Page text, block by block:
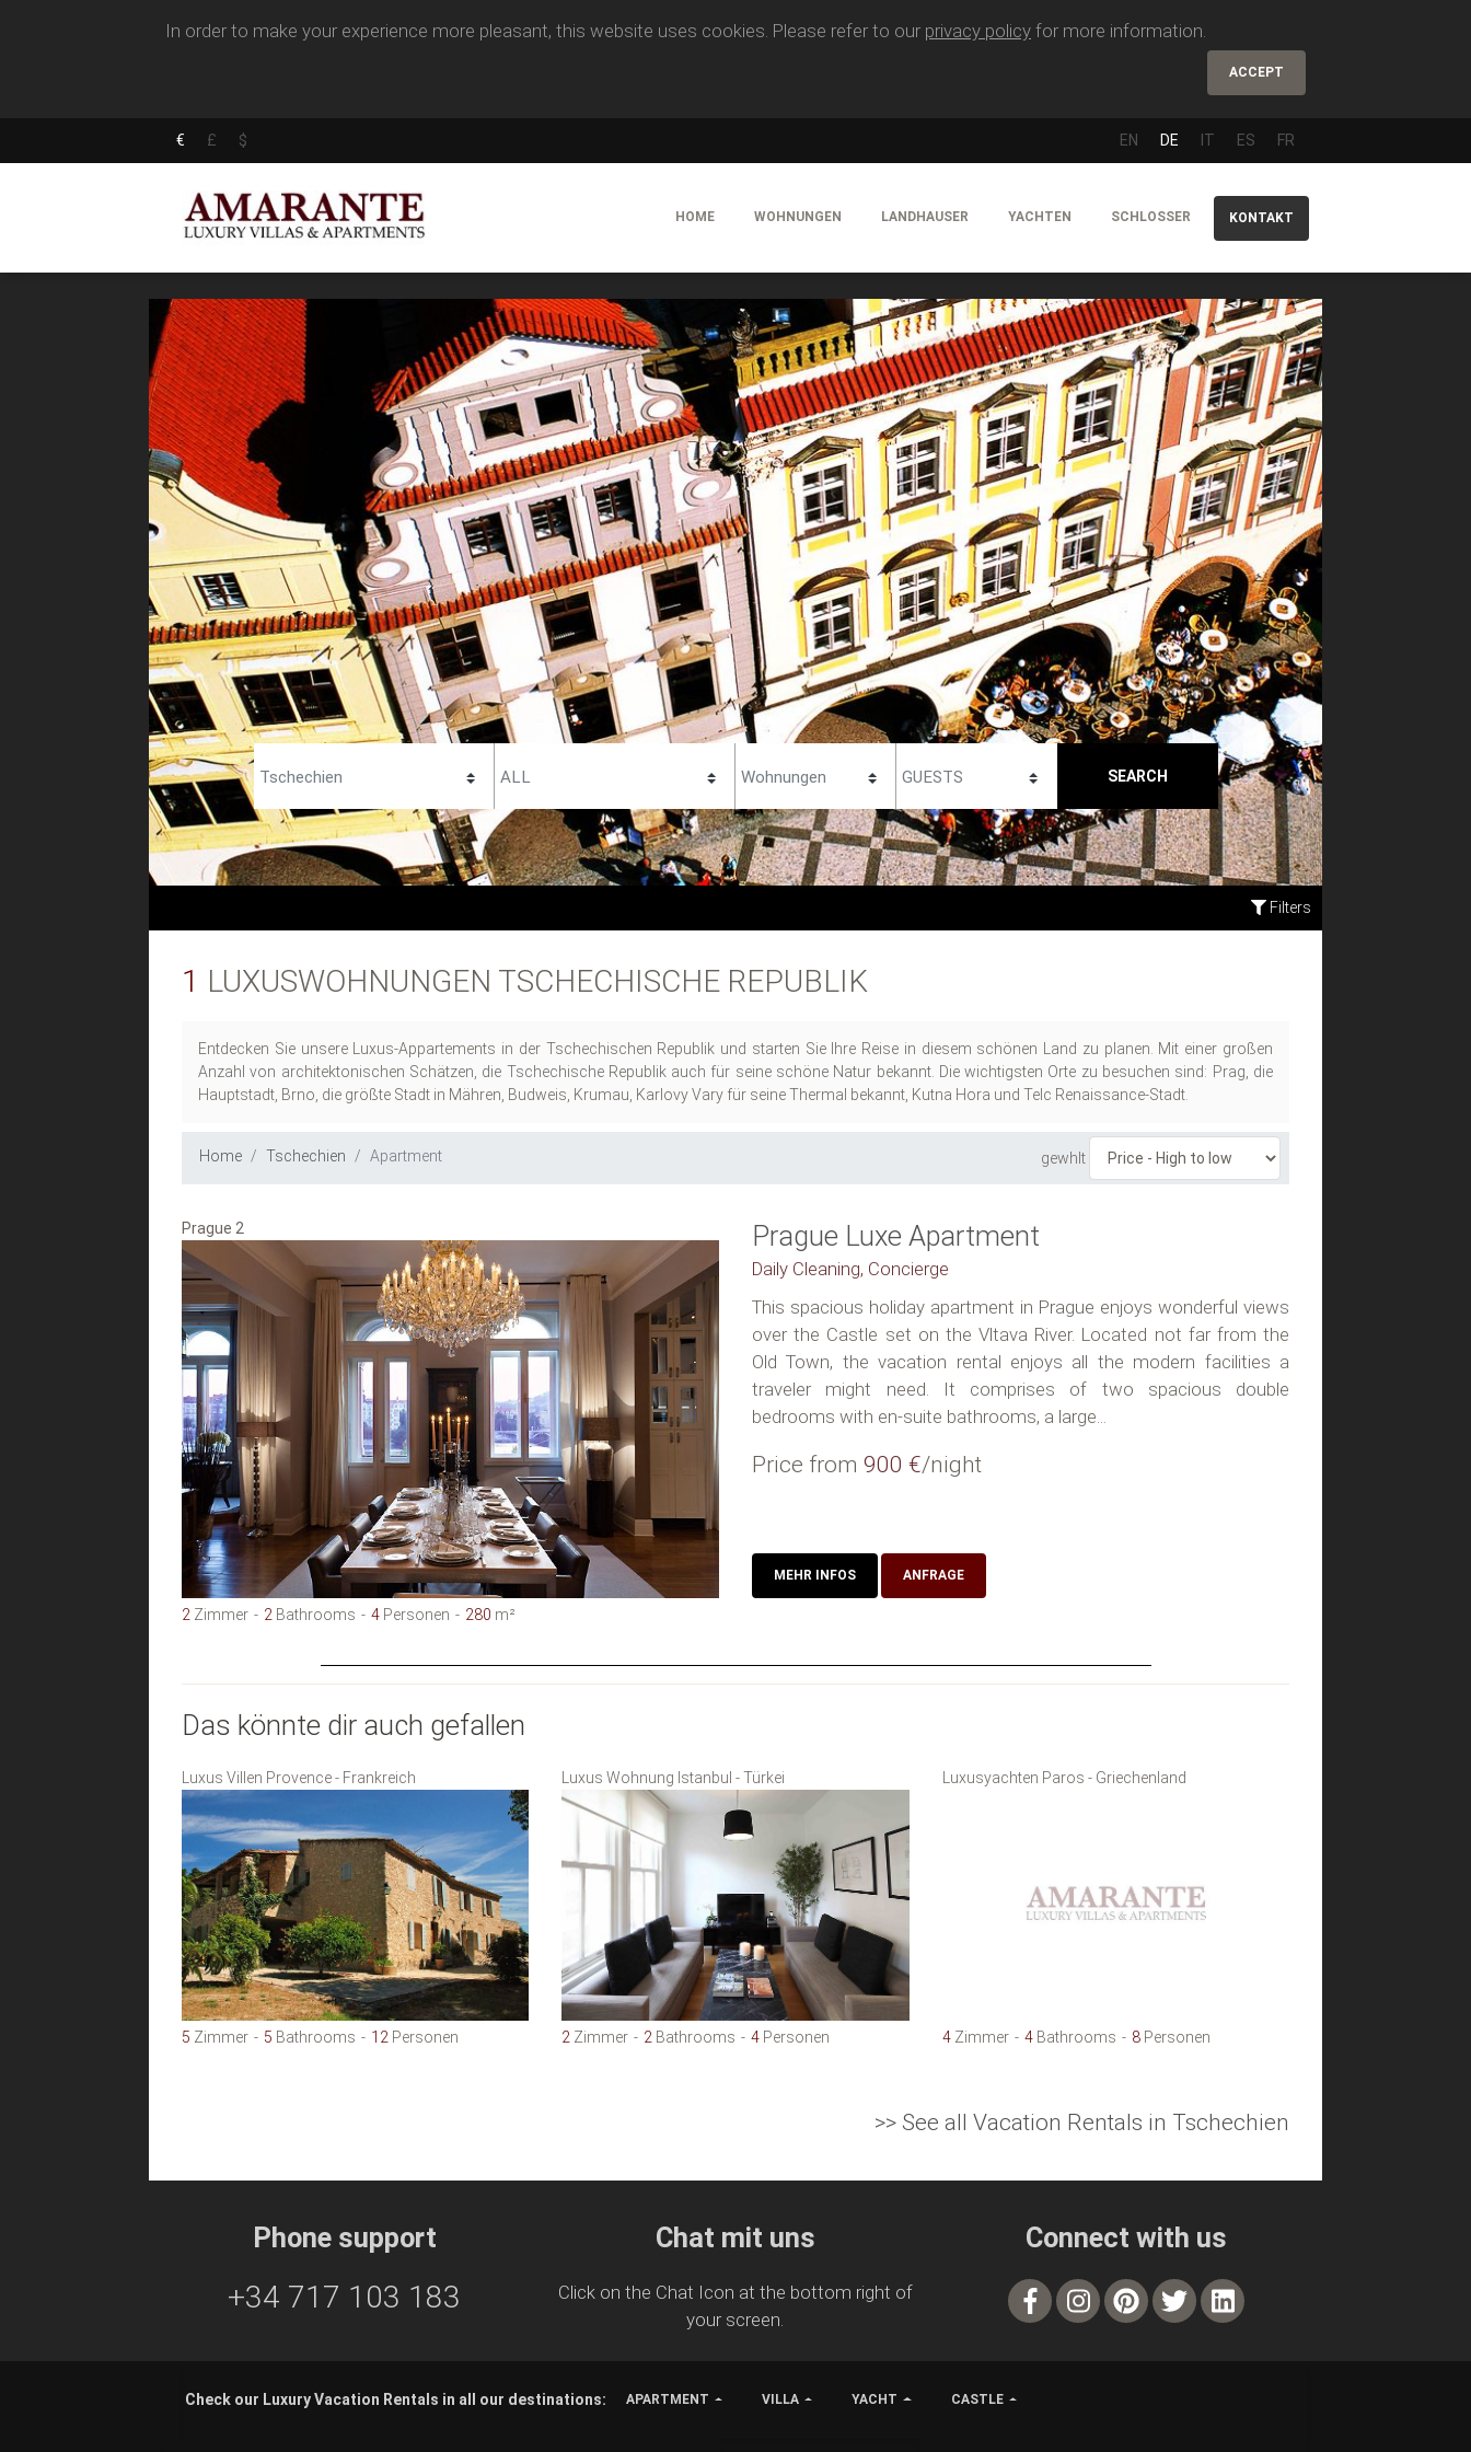
In order to make your experience more pleasant, this website uses cookies. Please refer to our privacy policy for more information.
ACCEPT
€ £ $ EN DE IT ES FR
HOME WOHNUNGEN LANDHAUSER YACHTEN SCHLOSSER KONTAKT
SEARCH
Filters
1 LUXUSWOHNUNGEN TSCHECHISCHE REPUBLIK
Entdecken Sie unsere Luxus-Appartements in der Tschechischen Republik und starten Sie Ihre Reise in diesem schönen Land zu planen. Mit einer großen
Anzahl von architektonischen Schätzen, die Tschechische Republik auch für seine schöne Natur bekannt. Die wichtigsten Orte zu besuchen sind: Prag, die
Hauptstadt, Brno, die größte Stadt in Mähren, Budweis, Krumau, Karlovy Vary für seine Thermal bekannt, Kutna Hora und Telc Renaissance-Stadt.
gewhlt
Home Tschechien Apartment
Prague 2
2 Zimmer 2 Bathrooms 4 Personen 280 m²
Prague Luxe Apartment
Daily Cleaning, Concierge
This spacious holiday apartment in Prague enjoys wonderful views
over the Castle set on the Vltava River. Located not far from the
Old Town, the vacation rental enjoys all the modern facilities a
traveler might need. It comprises of two spacious double
bedrooms with en-suite bathrooms, a large...
Price from 900 €/night
MEHR INFOS ANFRAGE
Das könnte dir auch gefallen
Luxus Villen Provence - Frankreich
5 Zimmer 5 Bathrooms 12 Personen
Luxus Wohnung Istanbul - Türkei
2 Zimmer 2 Bathrooms 4 Personen
Luxusyachten Paros - Griechenland
4Zimmer 4Bathrooms 8Personen
>> See all Vacation Rentals in Tschechien
Phone support
+34 717 103 183
Chat mit uns
Click on the Chat Icon at the bottom right of
your screen.
Connect with us
Check our Luxury Vacation Rentals in all our destinations: APARTMENT VILLA YACHT CASTLE